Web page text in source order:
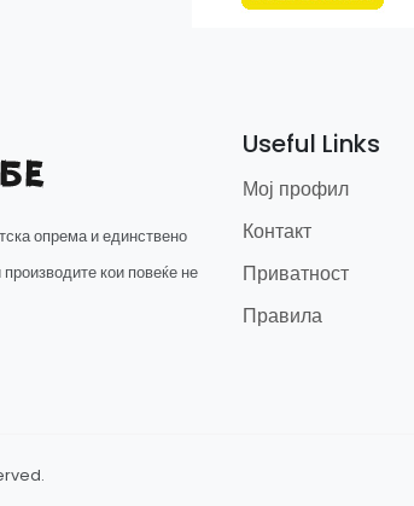
опрема и единствено
производите кои повеќе не
Useful Links
Мој профил
Контакт
Приватност
Правила